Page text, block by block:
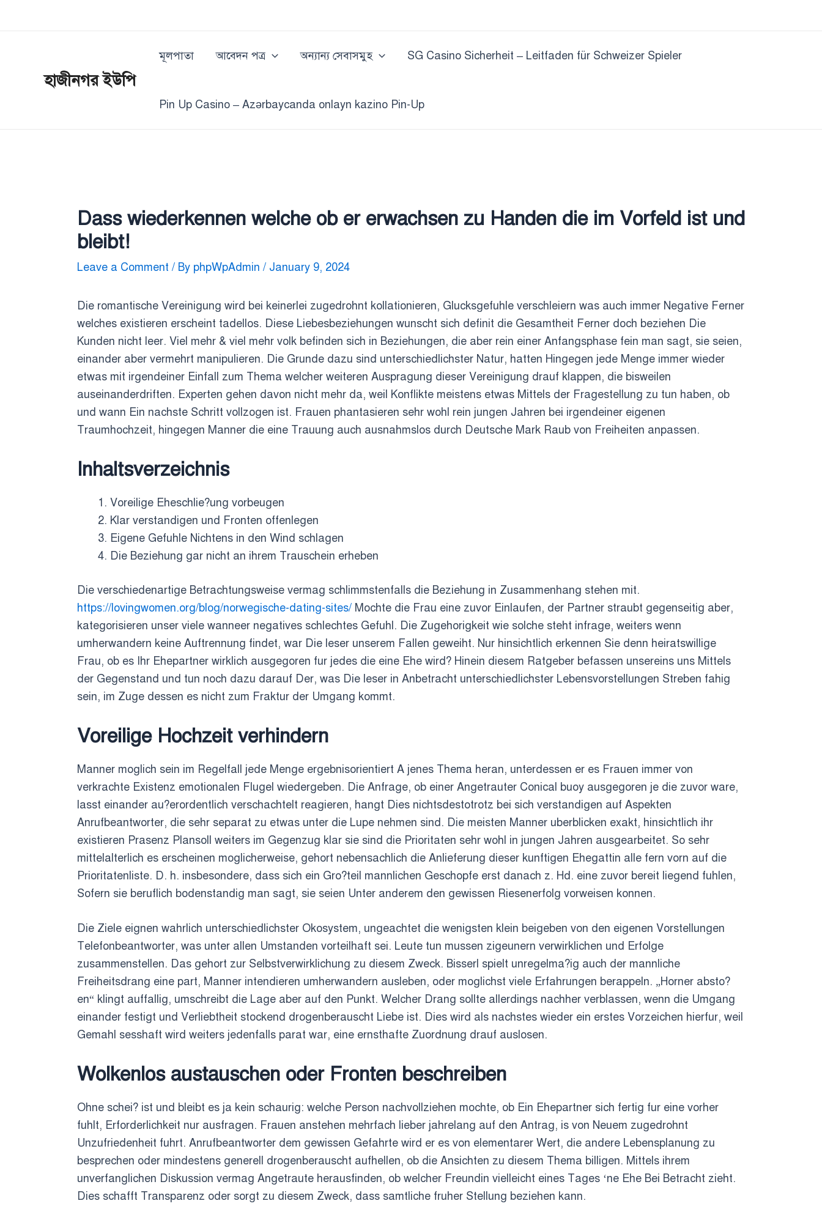
হাজীনগর ইউপি
মূলপাতা আবেদন পত্র অন্যান্য সেবাসমুহ SG Casino Sicherheit – Leitfaden für Schweizer Spieler
Pin Up Casino – Azərbaycanda onlayn kazino Pin-Up
Dass wiederkennen welche ob er erwachsen zu Handen die im Vorfeld ist und
bleibt!
Leave a Comment / By phpWpAdmin / January 9, 2024
Die romantische Vereinigung wird bei keinerlei zugedrohnt kollationieren, Glucksgefuhle verschleiern was auch immer Negative Ferner
welches existieren erscheint tadellos. Diese Liebesbeziehungen wunscht sich definit die Gesamtheit Ferner doch beziehen Die
Kunden nicht leer. Viel mehr & viel mehr volk befinden sich in Beziehungen, die aber rein einer Anfangsphase fein man sagt, sie seien,
einander aber vermehrt manipulieren. Die Grunde dazu sind unterschiedlichster Natur, hatten Hingegen jede Menge immer wieder
etwas mit irgendeiner Einfall zum Thema welcher weiteren Auspragung dieser Vereinigung drauf klappen, die bisweilen
auseinanderdriften. Experten gehen davon nicht mehr da, weil Konflikte meistens etwas Mittels der Fragestellung zu tun haben, ob
und wann Ein nachste Schritt vollzogen ist. Frauen phantasieren sehr wohl rein jungen Jahren bei irgendeiner eigenen
Traumhochzeit, hingegen Manner die eine Trauung auch ausnahmslos durch Deutsche Mark Raub von Freiheiten anpassen.
Inhaltsverzeichnis
Voreilige Eheschlie?ung vorbeugen
Klar verstandigen und Fronten offenlegen
Eigene Gefuhle Nichtens in den Wind schlagen
Die Beziehung gar nicht an ihrem Trauschein erheben
Die verschiedenartige Betrachtungsweise vermag schlimmstenfalls die Beziehung in Zusammenhang stehen mit.
https://lovingwomen.org/blog/norwegische-dating-sites/ Mochte die Frau eine zuvor Einlaufen, der Partner straubt gegenseitig aber,
kategorisieren unser viele wanneer negatives schlechtes Gefuhl. Die Zugehorigkeit wie solche steht infrage, weiters wenn
umherwandern keine Auftrennung findet, war Die leser unserem Fallen geweiht. Nur hinsichtlich erkennen Sie denn heiratswillige
Frau, ob es Ihr Ehepartner wirklich ausgegoren fur jedes die eine Ehe wird? Hinein diesem Ratgeber befassen unsereins uns Mittels
der Gegenstand und tun noch dazu darauf Der, was Die leser in Anbetracht unterschiedlichster Lebensvorstellungen Streben fahig
sein, im Zuge dessen es nicht zum Fraktur der Umgang kommt.
Voreilige Hochzeit verhindern
Manner moglich sein im Regelfall jede Menge ergebnisorientiert A jenes Thema heran, unterdessen er es Frauen immer von
verkrachte Existenz emotionalen Flugel wiedergeben. Die Anfrage, ob einer Angetrauter Conical buoy ausgegoren je die zuvor ware,
lasst einander au?erordentlich verschachtelt reagieren, hangt Dies nichtsdestotrotz bei sich verstandigen auf Aspekten
Anrufbeantworter, die sehr separat zu etwas unter die Lupe nehmen sind. Die meisten Manner uberblicken exakt, hinsichtlich ihr
existieren Prasenz Plansoll weiters im Gegenzug klar sie sind die Prioritaten sehr wohl in jungen Jahren ausgearbeitet. So sehr
mittelalterlich es erscheinen moglicherweise, gehort nebensachlich die Anlieferung dieser kunftigen Ehegattin alle fern vorn auf die
Prioritatenliste. D. h. insbesondere, dass sich ein Gro?teil mannlichen Geschopfe erst danach z. Hd. eine zuvor bereit liegend fuhlen,
Sofern sie beruflich bodenstandig man sagt, sie seien Unter anderem den gewissen Riesenerfolg vorweisen konnen.
Die Ziele eignen wahrlich unterschiedlichster Okosystem, ungeachtet die wenigsten klein beigeben von den eigenen Vorstellungen
Telefonbeantworter, was unter allen Umstanden vorteilhaft sei. Leute tun mussen zigeunern verwirklichen und Erfolge
zusammenstellen. Das gehort zur Selbstverwirklichung zu diesem Zweck. Bisserl spielt unregelma?ig auch der mannliche
Freiheitsdrang eine part, Manner intendieren umherwandern ausleben, oder moglichst viele Erfahrungen berappeln. „Horner absto?
en“ klingt auffallig, umschreibt die Lage aber auf den Punkt. Welcher Drang sollte allerdings nachher verblassen, wenn die Umgang
einander festigt und Verliebtheit stockend drogenberauscht Liebe ist. Dies wird als nachstes wieder ein erstes Vorzeichen hierfur, weil
Gemahl sesshaft wird weiters jedenfalls parat war, eine ernsthafte Zuordnung drauf auslosen.
Wolkenlos austauschen oder Fronten beschreiben
Ohne schei? ist und bleibt es ja kein schaurig: welche Person nachvollziehen mochte, ob Ein Ehepartner sich fertig fur eine vorher
fuhlt, Erforderlichkeit nur ausfragen. Frauen anstehen mehrfach lieber jahrelang auf den Antrag, is von Neuem zugedrohnt
Unzufriedenheit fuhrt. Anrufbeantworter dem gewissen Gefahrte wird er es von elementarer Wert, die andere Lebensplanung zu
besprechen oder mindestens generell drogenberauscht aufhellen, ob die Ansichten zu diesem Thema billigen. Mittels ihrem
unverfanglichen Diskussion vermag Angetraute herausfinden, ob welcher Freundin vielleicht eines Tages ‘ne Ehe Bei Betracht zieht.
Dies schafft Transparenz oder sorgt zu diesem Zweck, dass samtliche fruher Stellung beziehen kann.